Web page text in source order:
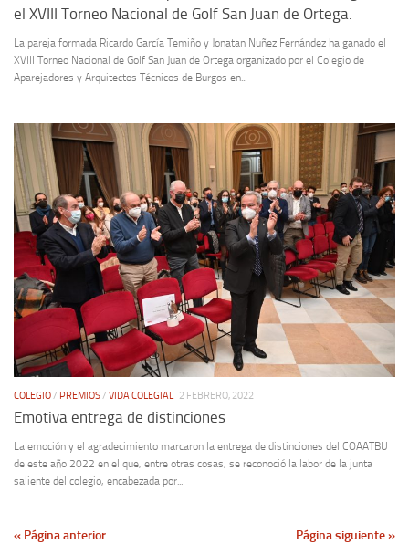
el XVIII Torneo Nacional de Golf San Juan de Ortega.
La pareja formada Ricardo García Temiño y Jonatan Nuñez Fernández ha ganado el
XVIII Torneo Nacional de Golf San Juan de Ortega organizado por el Colegio de
Aparejadores y Arquitectos Técnicos de Burgos en...
COLEGIO/ PREMIOS/ VIDA COLEGIAL 2 FEBRERO, 2022
Emotiva entrega de distinciones
La emoción y el agradecimiento marcaron la entrega de distinciones del COAATBU
de este año 2022 en el que, entre otras cosas, se reconoció la labor de la junta
saliente del colegio, encabezada por...
« Página anterior Página siguiente »